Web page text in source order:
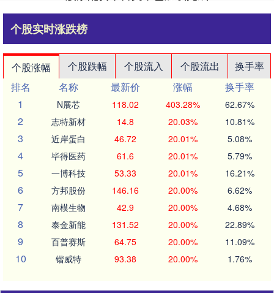
个股实时涨跌榜
个股涨幅 个股跌幅 个股流入 个股流出
换手率
排名
名称 最新价 涨幅
换手率
1
N展芯 118.02 403.28% 62.67%
2 志特新材 14.8 20.03% 10.81%
3 近岸蛋白 46.72 20.01% 5.08%
4 毕得医药 61.6 20.01% 5.79%
5 一博科技 53.33 20.01% 16.21%
6 方邦股份 146.16 20.00% 6.62%
7 南模生物 42.9 20.00% 4.68%
8 泰金新能 131.52 20.00% 22.89%
9 百普赛斯 64.75 20.00% 11.09%
10 锴威特 93.38 20.00% 1.76%